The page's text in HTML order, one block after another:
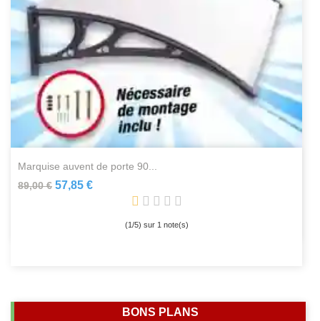
marquise auvent de porte 90...
89,00 € 57,85 €
(1/5) sur 1note(s)
BONS PLANS